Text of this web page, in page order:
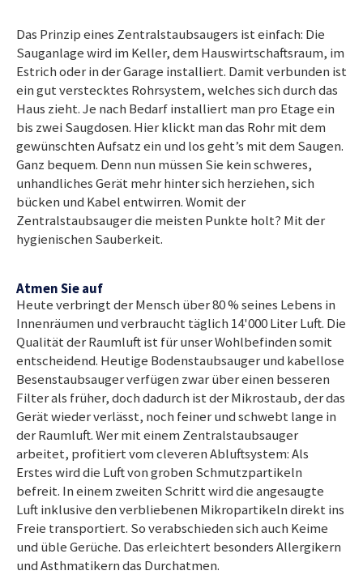
Das Prinzip eines Zentralstaubsaugers ist einfach: Die
Sauganlage wird im Keller, dem Hauswirtschaftsraum, im
Estrich oder in der Garage installiert. Damit verbunden ist
ein gut verstecktes Rohrsystem, welches sich durch das
Haus zieht. Je nach Bedarf installiert man pro Etage ein
bis zwei Saugdosen. Hier klickt man das Rohr mit dem
gewünschten Aufsatz ein und los geht’s mit dem Saugen.
Ganz bequem. Denn nun müssen Sie kein schweres,
unhandliches Gerät mehr hinter sich herziehen, sich
bücken und Kabel entwirren. Womit der
Zentralstaubsauger die meisten Punkte holt? Mit der
hygienischen Sauberkeit.
Atmen Sie auf
Heute verbringt der Mensch über 80 % seines Lebens in
Innenräumen und verbraucht täglich 14'000 Liter Luft. Die
Qualität der Raumluft ist für unser Wohlbefinden somit
entscheidend. Heutige Bodenstaubsauger und kabellose
Besenstaubsauger verfügen zwar über einen besseren
Filter als früher, doch dadurch ist der Mikrostaub, der das
Gerät wieder verlässt, noch feiner und schwebt lange in
der Raumluft. Wer mit einem Zentralstaubsauger
arbeitet, profitiert vom cleveren Abluftsystem: Als
Erstes wird die Luft von groben Schmutzpartikeln
befreit. In einem zweiten Schritt wird die angesaugte
Luft inklusive den verbliebenen Mikropartikeln direkt ins
Freie transportiert. So verabschieden sich auch Keime
und üble Gerüche. Das erleichtert besonders Allergikern
und Asthmatikern das Durchatmen.